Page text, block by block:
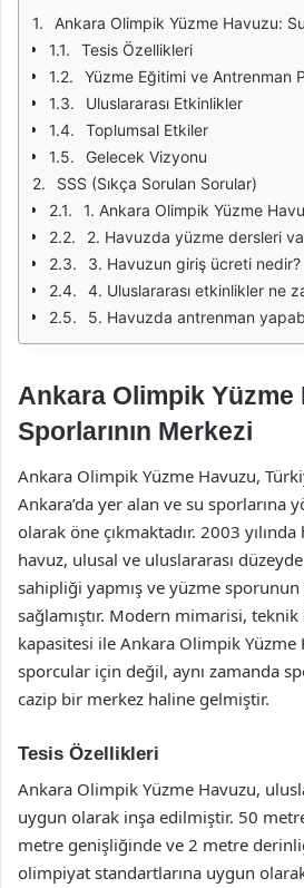
Ankara Olimpik Yüzme Havuzu:
Tesis Özellikleri
Yüzme Eğitimi ve Antrenman
Uluslararası Etkinlikler
Toplumsal Etkiler
Gelecek Vizyonu
SSS (Sıkça Sorulan Sorular)
1. Ankara Olimpik Yüzme
2. Havuzda yüzme dersleri
3. Havuzun giriş ücreti nedir?
4. Uluslararası etkinlikler ne
5. Havuzda antrenman
Ankara Olimpik Yüzme
Sporlarının Merkezi
Ankara Olimpik Yüzme Havuzu,
Ankara’da yer alan ve su sporlarına
olarak öne çıkmaktadır. 2003
havuz, ulusal ve uluslararası
sahipliği yapmış ve yüzme sporunun
sağlamıştır. Modern mimarisi, teknik
kapasitesi ile Ankara Olimpik Yüzme
sporcular için değil, aynı zamanda
cazip bir merkez haline gelmiştir.
Tesis Özellikleri
Ankara Olimpik Yüzme Havuzu,
uygun olarak inşa edilmiştir. 50
metre genişliğinde ve 2 metre
olimpiyat standartlarına uygun